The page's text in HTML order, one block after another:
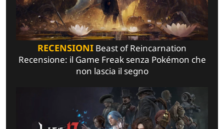
RECENSIONI Beast of Reincarnation
Recensione: il Game Freak senza Pokémon che
non lascia il segno